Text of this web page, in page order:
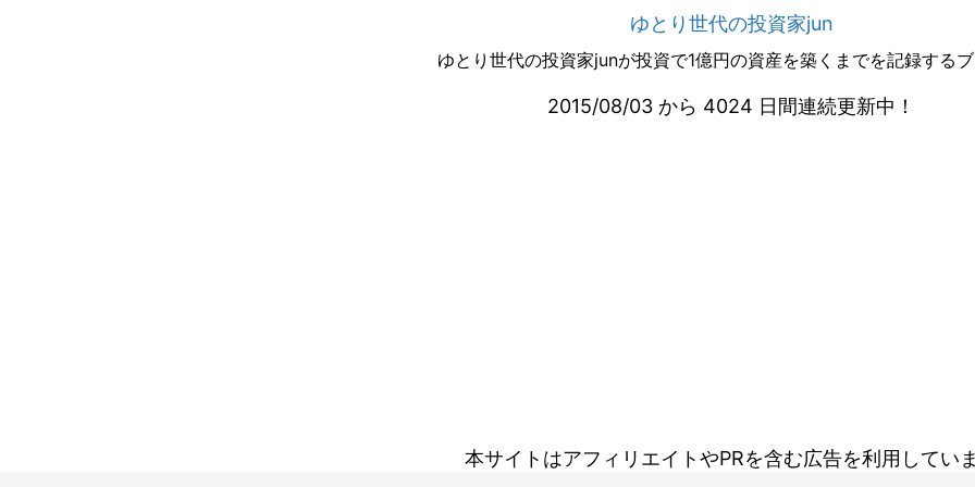
ゆとり世代の投資家jun
ゆとり世代の投資家junが投資で1億円の資産を築くまでを記録するブ
2015/08/03 から 4024 日間連続更新中！
本サイトはアフィリエイトやPRを含む広告を利用してい